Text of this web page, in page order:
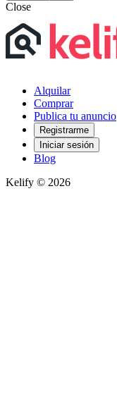
Close
Alquilar
Comprar
Publica tu anuncio
Registrarme
Iniciar sesión
Blog
Kelify © 2026